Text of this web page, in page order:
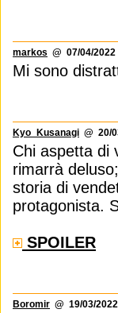
markos @ 07/04/
Mi sono
Kyo_Kusanagi @ 20/
Chi aspetta di
rimarrà
storia di
protagonista.
SPOILER
Boromir @ 19/03/